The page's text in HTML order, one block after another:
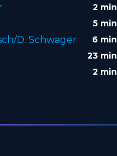
2 min
5 min
D. Schwager 6 min
23 min
2 min